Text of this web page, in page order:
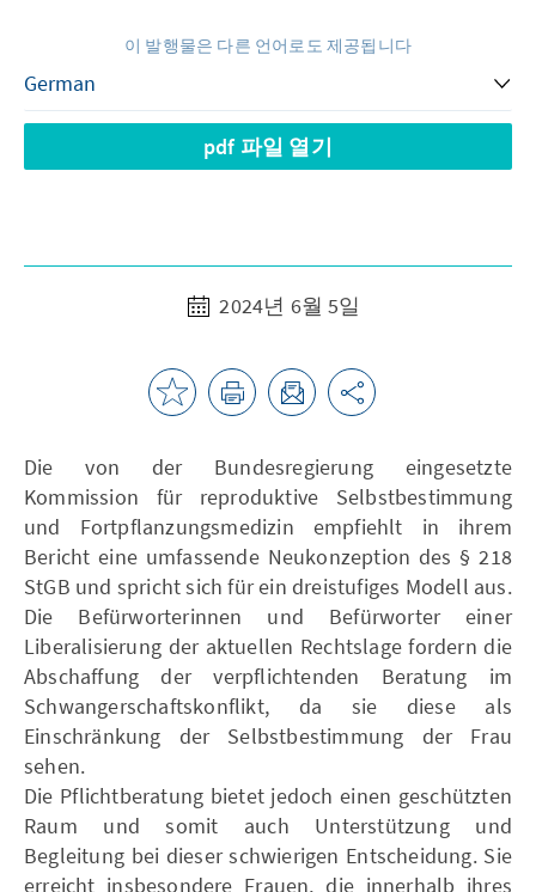
이 발행물은 다른 언어로도 제공됩니다
pdf 파일 열기
2024년 6월 5일
Die von der Bundesregierung eingesetzte
Kommission für reproduktive Selbstbestimmung
und Fortpflanzungsmedizin empfiehlt in ihrem
Bericht eine umfassende Neukonzeption des § 218
StGB und spricht sich für ein dreistufiges Modell aus.
Die Befürworterinnen und Befürworter einer
Liberalisierung der aktuellen Rechtslage fordern die
Abschaffung der verpflichtenden Beratung im
Schwangerschaftskonflikt, da sie diese als
Einschränkung der Selbstbestimmung der Frau
sehen.
Die Pflichtberatung bietet jedoch einen geschützten
Raum und somit auch Unterstützung und
Begleitung bei dieser schwierigen Entscheidung. Sie
erreicht insbesondere Frauen, die innerhalb ihres